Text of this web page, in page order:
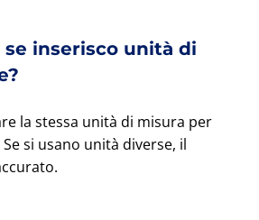
se inserisco unità di
la stessa unità di misura per
si usano unità diverse, il